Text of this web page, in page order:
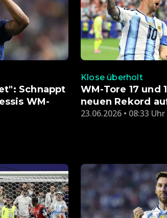
Schnappt
WM-
Klose überholt
WM-Tore 17 und
neuen Rekord
23.06.2026 • 08:33 Uhr